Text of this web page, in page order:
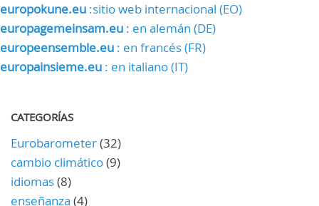
europokune.eu :sitio web internacional (EO)
europagemeinsam.eu : en alemán (DE)
europeensemble.eu : en francés (FR)
europainsieme.eu : en italiano (IT)
CATEGORÍAS
Eurobarometer(32)
cambio climático(9)
idiomas(8)
enseñanza (4)